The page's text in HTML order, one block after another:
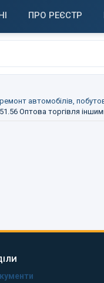
ПРО РЕЄСТР
ремонт автомобілів,
51.56 Оптова торгівля